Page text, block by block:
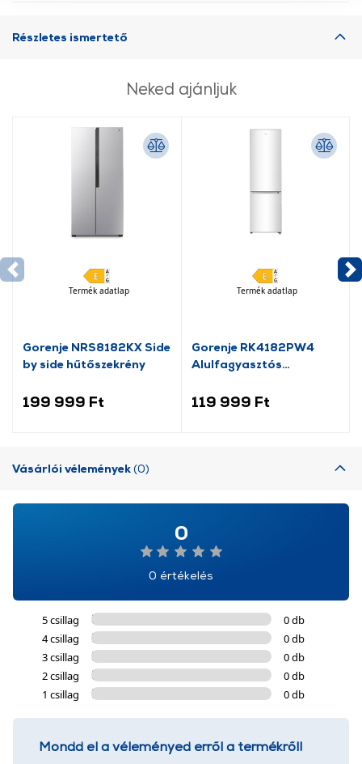
Részletes ismertető
Neked ajánljuk
Termék adatlap
Gorenje NRS8182KX Side
by side hűtőszekrény
199 999 Ft
Termék adatlap
Gorenje RK4182PW4
Alulfagyasztós
119 999 Ft
Vásárlói vélemények(0)
0
0 értékelés
5 csillag
0 db
4 csillag
0 db
3 csillag
0 db
2 csillag
0 db
1 csillag
0 db
Mondd el a véleményed erről a termékről!